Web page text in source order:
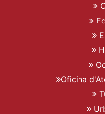
Oficina